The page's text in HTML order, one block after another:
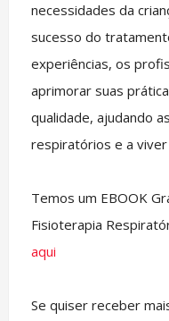
necessidades da
sucesso do
experiências, os
aprimorar suas
qualidade, ajudando
respiratórios e a viver
Temos um EBOOK
Fisioterapia
aqui
Se quiser receber